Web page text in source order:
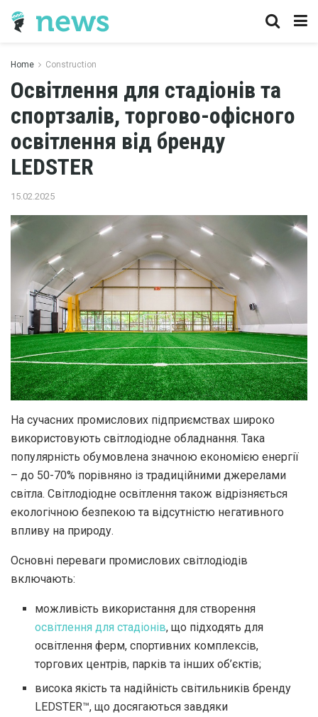
Home Construction
Освітлення для стадіонів та
спортзалів, торгово-офісного
освітлення від бренду
LEDSTER
15.02.2025
На сучасних промислових підприємствах широко
використовують світлодіодне обладнання. Така
популярність обумовлена ​​значною економією енергії
– до 50-70% порівняно із традиційними джерелами
світла. Світлодіодне освітлення також відрізняється
екологічною безпекою та відсутністю негативного
впливу на природу.
Основні переваги промислових світлодіодів
включають:
можливість використання для створення
освітлення для стадіонів, що підходять для
освітлення ферм, спортивних комплексів,
торгових центрів, парків та інших об’єктів;
висока якість та надійність світильників бренду
LEDSTER™, що досягаються завдяки